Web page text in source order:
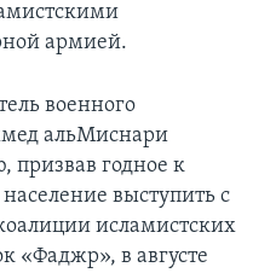
армией.
военного
аль­Миснари
призвав годное к
выступить с
исламистских
«Фаджр», в августе